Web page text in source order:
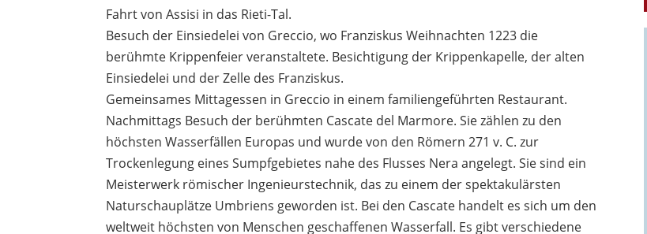
Fahrt von Assisi in das Rieti-Tal.
Besuch der Einsiedelei von Greccio, wo Franziskus Weihnachten 1223 die
berühmte Krippenfeier veranstaltete. Besichtigung der Krippenkapelle, der alten
Einsiedelei und der Zelle des Franziskus.
Gemeinsames Mittagessen in Greccio in einem familiengeführten Restaurant.
Nachmittags Besuch der berühmten Cascate del Marmore. Sie zählen zu den
höchsten Wasserfällen Europas und wurde von den Römern 271 v. C. zur
Trockenlegung eines Sumpfgebietes nahe des Flusses Nera angelegt. Sie sind ein
Meisterwerk römischer Ingenieurstechnik, das zu einem der spektakulärsten
Naturschauplätze Umbriens geworden ist. Bei den Cascate handelt es sich um den
weltweit höchsten von Menschen geschaffenen Wasserfall. Es gibt verschiedene